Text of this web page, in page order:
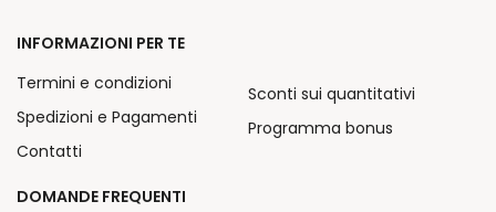
INFORMAZIONI PER TE
Termini e condizioni
Spedizioni e Pagamenti
Contatti
Sconti sui quantitativi
Programma bonus
DOMANDE FREQUENTI